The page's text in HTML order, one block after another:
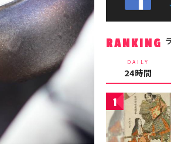
RANKING
DAILY
24時間
1